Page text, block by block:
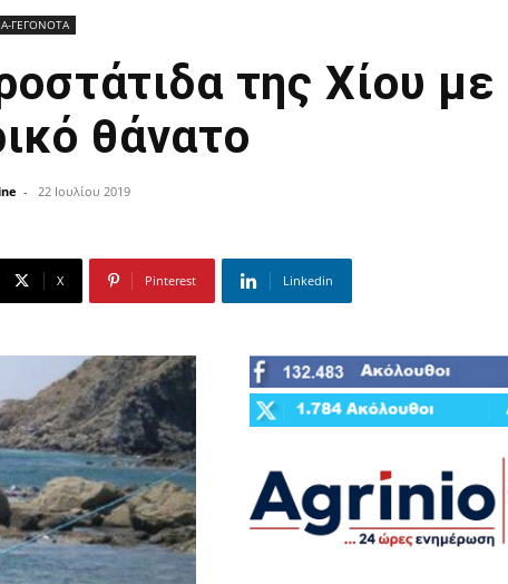
ΓΕΓΟΝΟΤΑ
της Χίου με
θάνατο
- 22 Ιουλίου 2019
X Pinterest Linkedin